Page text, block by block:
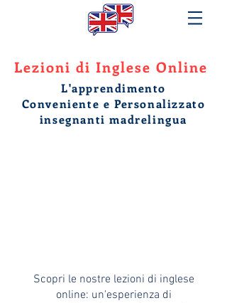
Lezioni di Inglese Online
L'apprendimento
Conveniente e Personalizzato
insegnanti madrelingua
Scopri le nostre lezioni di inglese
online: un'esperienza di